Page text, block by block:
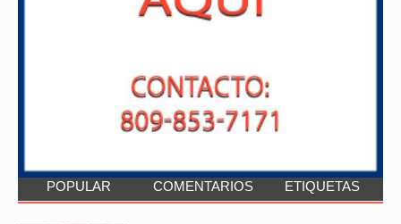
POPULAR COMENTARIOS ETIQUETAS